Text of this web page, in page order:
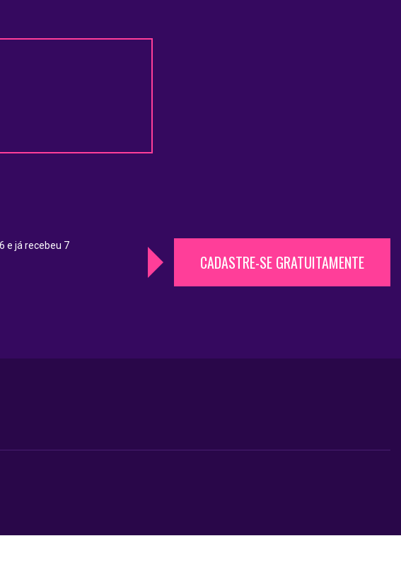
e já recebeu 7
CADASTRE-SE GRATUITAMENTE